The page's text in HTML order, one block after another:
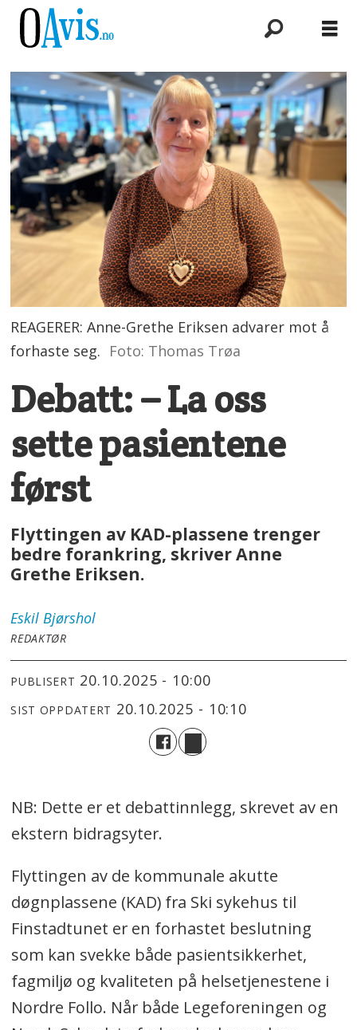
REAGERER: Anne-Grethe Eriksen advarer mot å
forhaste seg. Foto: Thomas Trøa
Debatt: – La oss
sette pasientene
først
Flyttingen av KAD-plassene trenger
bedre forankring, skriver Anne
Grethe Eriksen.
Eskil Bjørshol
REDAKTØR
PUBLISERT 20.10.2025 - 10:00
SIST OPPDATERT 20.10.2025 - 10:10
NB: Dette er et debattinnlegg, skrevet av en
ekstern bidragsyter.
Flyttingen av de kommunale akutte
døgnplassene (KAD) fra Ski sykehus til
Finstadtunet er en forhastet beslutning
som kan svekke både pasientsikkerhet,
fagmiljø og kvaliteten på helsetjenestene i
Nordre Follo. Når både Legeforeningen og